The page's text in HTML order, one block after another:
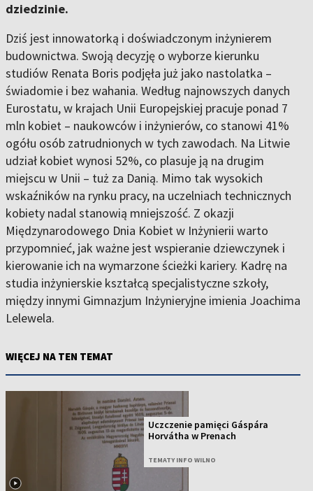
dziedzinie.
Dziś jest innowatorką i doświadczonym inżynierem
budownictwa. Swoją decyzję o wyborze kierunku
studiów Renata Boris podjęła już jako nastolatka –
świadomie i bez wahania. Według najnowszych danych
Eurostatu, w krajach Unii Europejskiej pracuje ponad 7
mln kobiet – naukowców i inżynierów, co stanowi 41%
ogółu osób zatrudnionych w tych zawodach. Na Litwie
udział kobiet wynosi 52%, co plasuje ją na drugim
miejscu w Unii – tuż za Danią. Mimo tak wysokich
wskaźników na rynku pracy, na uczelniach technicznych
kobiety nadal stanowią mniejszość. Z okazji
Międzynarodowego Dnia Kobiet w Inżynierii warto
przypomnieć, jak ważne jest wspieranie dziewczynek i
kierowanie ich na wymarzone ścieżki kariery. Kadrę na
studia inżynierskie kształcą specjalistyczne szkoły,
między innymi Gimnazjum Inżynieryjne imienia Joachima
Lelewela.
WIĘCEJ NA TEN TEMAT
Uczczenie pamięci Gáspára
Horvátha w Prenach
TEMATY INFO WILNO